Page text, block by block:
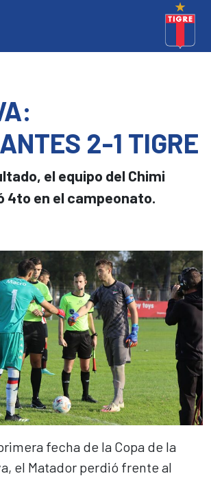
2-1 TIGRE
el equipo del Chimi
4to en el campeonato.
fecha de la Copa de la
el Matador perdió frente al